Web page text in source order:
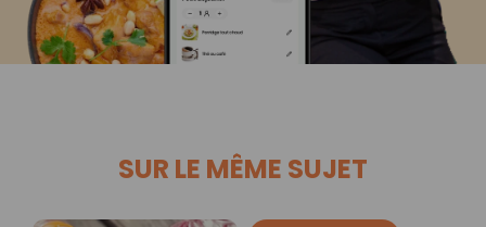
SUR LE MÊME SUJET